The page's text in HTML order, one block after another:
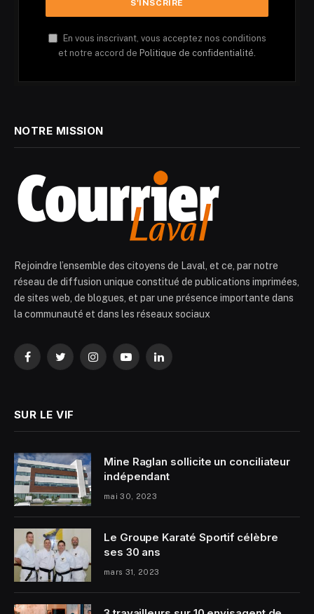
En vous inscrivant, vous acceptez nos conditions
et notre accord de Politique de confidentialité.
NOTRE MISSION
Rejoindre l’ensemble des citoyens de Laval, et ce, par notre
réseau de diffusion unique constitué de publications imprimées,
de sites web, de blogues, et par une présence importante dans
la communauté et dans les réseaux sociaux
FacebookTwitterInstagramYouTubeLinkedIn
SUR LE VIF
Mine Raglan sollicite un conciliateur
indépendant
mai 30, 2023
Le Groupe Karaté Sportif célèbre
ses 30 ans
mars 31, 2023